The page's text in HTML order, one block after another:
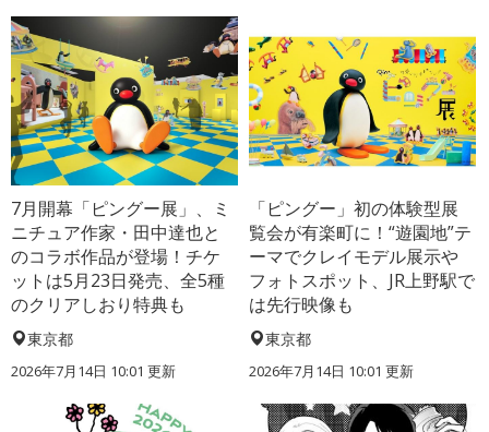
7月開幕「ピングー展」、ミ
ニチュア作家・田中達也と
のコラボ作品が登場！チケ
ットは5月23日発売、全5種
のクリアしおり特典も
東京都
2026年7月14日 10:01 更新
「ピングー」初の体験型展
覧会が有楽町に！“遊園地”テ
ーマでクレイモデル展示や
フォトスポット、JR上野駅で
は先行映像も
東京都
2026年7月14日 10:01 更新